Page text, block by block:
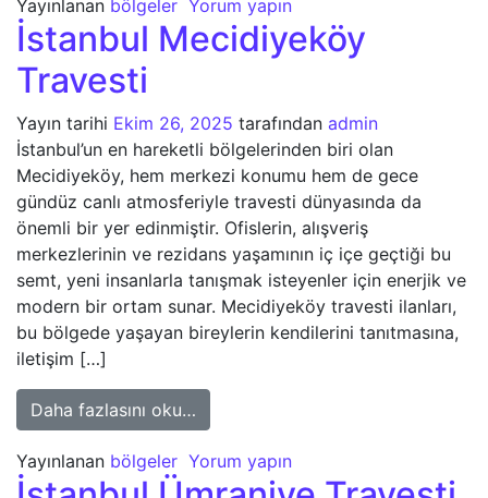
Yayınlanan bölgeler Yorum yapın
İstanbul Mecidiyeköy
Travesti
Yayın tarihi Ekim 26, 2025 tarafından admin
İstanbul’un en hareketli bölgelerinden biri olan
Mecidiyeköy, hem merkezi konumu hem de gece
gündüz canlı atmosferiyle travesti dünyasında da
önemli bir yer edinmiştir. Ofislerin, alışveriş
merkezlerinin ve rezidans yaşamının iç içe geçtiği bu
semt, yeni insanlarla tanışmak isteyenler için enerjik ve
modern bir ortam sunar. Mecidiyeköy travesti ilanları,
bu bölgede yaşayan bireylerin kendilerini tanıtmasına,
iletişim […]
Daha fazlasını oku…
Yayınlanan bölgeler Yorum yapın